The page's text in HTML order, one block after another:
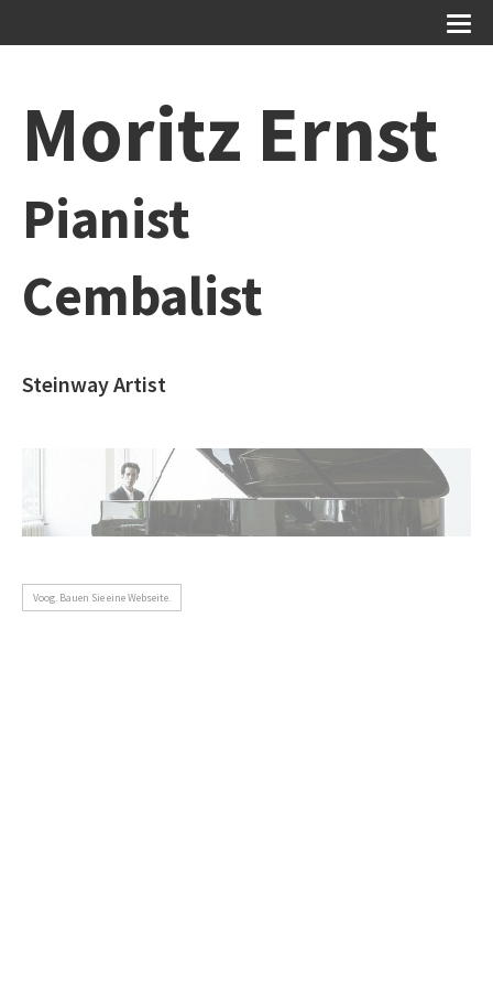
Moritz Ernst
Pianist
Cembalist
Steinway Artist
Voog. Bauen Sie eine Webseite.